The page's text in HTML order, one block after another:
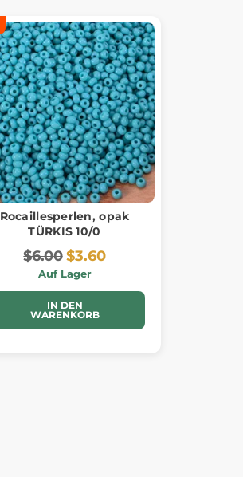
Rocaillesperlen, opak
TÜRKIS 10/0
$6.00 $3.60
Auf Lager
IN DEN
WARENKORB